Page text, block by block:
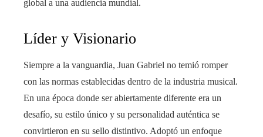
global a una audiencia mundial.
Líder y Visionario
Siempre a la vanguardia, Juan Gabriel no temió romper
con las normas establecidas dentro de la industria musical.
En una época donde ser abiertamente diferente era un
desafío, su estilo único y su personalidad auténtica se
convirtieron en su sello distintivo. Adoptó un enfoque